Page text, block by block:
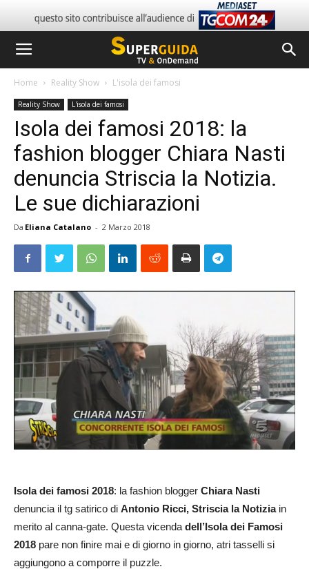
Home Reality Show L'isola dei famosi
Reality Show L'isola dei famosi
Isola dei famosi 2018: la
fashion blogger Chiara Nasti
denuncia Striscia la Notizia.
Le sue dichiarazioni
Da Eliana Catalano - 2 Marzo 2018
Isola dei famosi 2018: la fashion blogger Chiara Nasti
denuncia il tg satirico di Antonio Ricci, Striscia la Notiziain
merito al canna-gate. Questa vicenda dell’Isola dei Famosi
2018 pare non finire mai e di giorno in giorno, atri tasselli si
aggiungono a comporre il puzzle.